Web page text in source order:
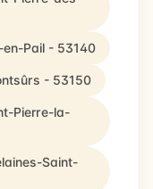
Pail - 53140
- 53150
Pierre-la-
Saint-